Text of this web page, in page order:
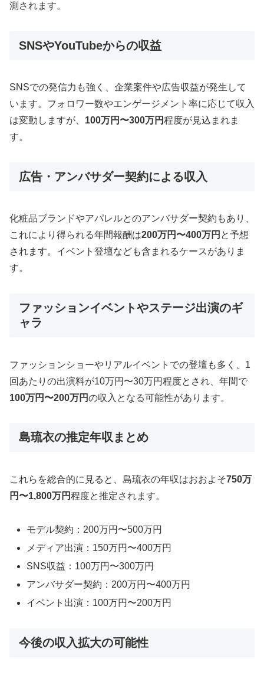
測されます。
SNSやYouTubeからの収益
SNSでの発信力も強く、企業案件や広告収益が発生して
います。フォロワー数やエンゲージメント率に応じて収入
は変動しますが、 100万円〜300万円程度が見込まれま
す。
広告・アンバサダー契約による収入
化粧品ブランドやアパレルとのアンバサダー契約もあり、
これにより得られる年間報酬は200万円〜400万円 と予想
されます。イベント登壇なども含まれるケースがありま
す。
ファッションイベントやステージ出演のギ
ャラ
ファッションショーやリアルイベントでの登壇も多く、1
回あたりの出演料が10万円〜30万円程度とされ、年間で
100万円〜200万円の収入となる可能性があります。
島琉衣の推定年収まとめ
これらを総合的に見ると、島琉衣の年収はおおよそ750万
円〜1,800万円程度と推定されます。
モデル契約：200万円〜500万円
メディア出演：150万円〜400万円
SNS収益：100万円〜300万円
アンバサダー契約：200万円〜400万円
イベント出演：100万円〜200万円
今後の収入拡大の可能性